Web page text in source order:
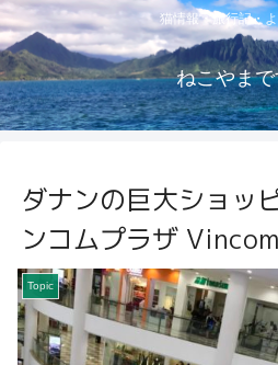
猫情報・旅行記・
ねこやま
ダナンの巨大ショッ
ンコムプラザ
Topic